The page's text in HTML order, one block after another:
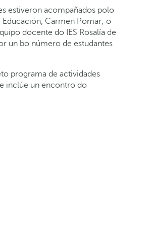
estiveron acompañados polo
Carmen Pomar; o
docente do IES Rosalía de
un bo número de estudantes
programa de actividades
inclúe un encontro do